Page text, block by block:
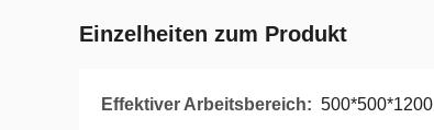
Einzelheiten zum Produkt
Effektiver Arbeitsbereich: 500*500*1200